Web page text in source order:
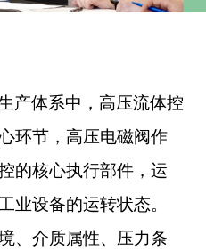
产体系中，高压流体控
环节，高压电磁阀作
的核心执行部件，运
业设备的运转状态。
、介质属性、压力条